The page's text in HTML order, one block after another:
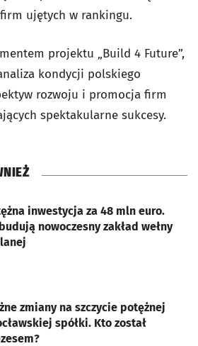
ujętych w rankingu.
projektu „Build 4 Future”,
kondycji polskiego
rozwoju i promocja firm
spektakularne sukcesy.
inwestycja za 48 mln euro.
nowoczesny zakład wełny
zmiany na szczycie potężnej
spółki. Kto został